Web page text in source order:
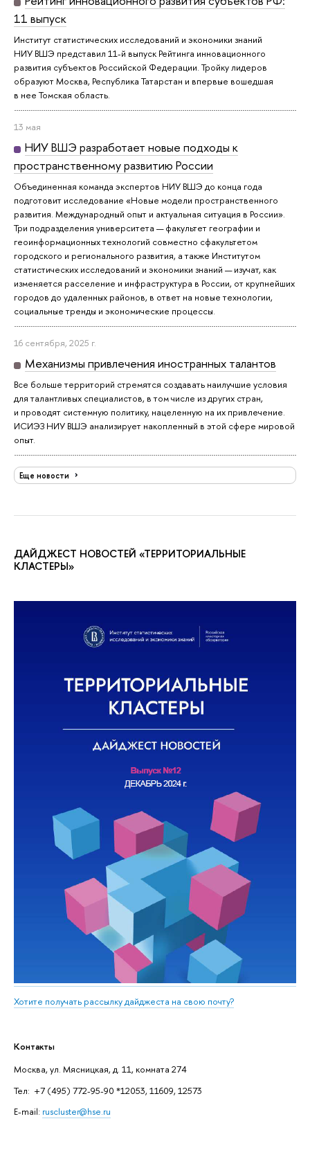
11 выпуск
Институт статистических исследований и экономики знаний
НИУ ВШЭ представил 11-й выпуск Рейтинга инновационного
развития субъектов Российской Федерации. Тройку лидеров
образуют Москва, Республика Татарстан и впервые вошедшая
в нее Томская область.
13 мая
НИУ ВШЭ разработает новые подходы к
пространственному развитию России
Объединенная команда экспертов НИУ ВШЭ до конца года
подготовит исследование «Новые модели пространственного
развития. Международный опыт и актуальная ситуация в России».
Три подразделения университета — факультет географии и
геоинформационных технологий совместно сфакультетом
городского и регионального развития, а также Институтом
статистических исследований и экономики знаний — изучат, как
изменяется расселение и инфраструктура в России, от крупнейших
городов до удаленных районов, в ответ на новые технологии,
социальные тренды и экономические процессы.
16 сентября, 2025 г.
Механизмы привлечения иностранных талантов
Все больше территорий стремятся создавать наилучшие условия
для талантливых специалистов, в том числе из других стран,
и проводят системную политику, нацеленную на их привлечение.
ИСИЭЗ НИУ ВШЭ анализирует накопленный в этой сфере мировой
опыт.
Еще новости
ДАЙДЖЕСТ НОВОСТЕЙ «ТЕРРИТОРИАЛЬНЫЕ
КЛАСТЕРЫ»
Хотите получать рассылку дайджеста на свою почту?
Контакты
Москва, ул. Мясницкая, д. 11, комната 274
Тел: +7 (495) 772-95-90 *12053, 11609, 12573
E-mail: ruscluster@hse.ru